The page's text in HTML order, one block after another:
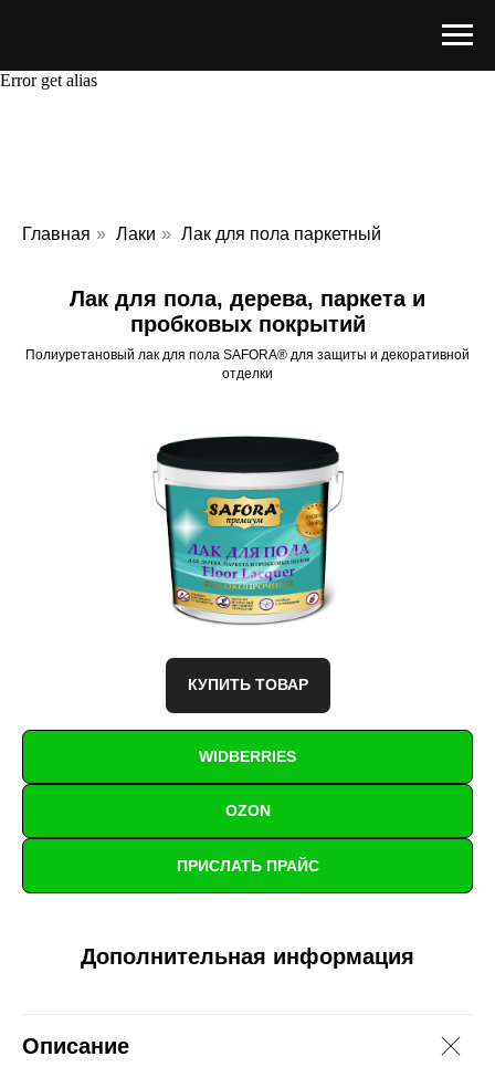
Error get alias
Главная » Лаки » Лак для пола паркетный
Лак для пола, дерева, паркета и
пробковых покрытий
Полиуретановый лак для пола SAFORA® для защиты и декоративной
отделки
КУПИТЬ ТОВАР
WIDBERRIES
OZON
ПРИСЛАТЬ ПРАЙС
Дополнительная информация
Описание